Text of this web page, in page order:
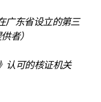
广东省设立的第三
者）
认可的核证机关